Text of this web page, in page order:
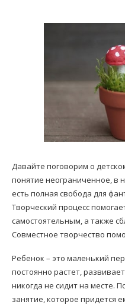
Давайте поговорим о
понятие неограниченное, в
есть полная свобода для
Творческий процесс
самостоятельным, а также
Совместное творчество
Ребенок – это маленький
постоянно растет,
никогда не сидит на месте.
занятие, которое придется